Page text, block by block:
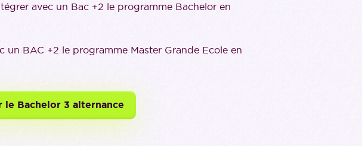
avec un Bac +2 le programme Bachelor en
un BAC +2 le programme Master Grande Ecole en
le Bachelor 3 alternance